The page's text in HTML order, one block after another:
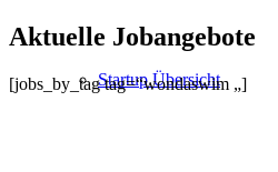
Startup Übersicht
Aktuelle Jobangebote
[jobs_by_tag tag=“wondaswim „]